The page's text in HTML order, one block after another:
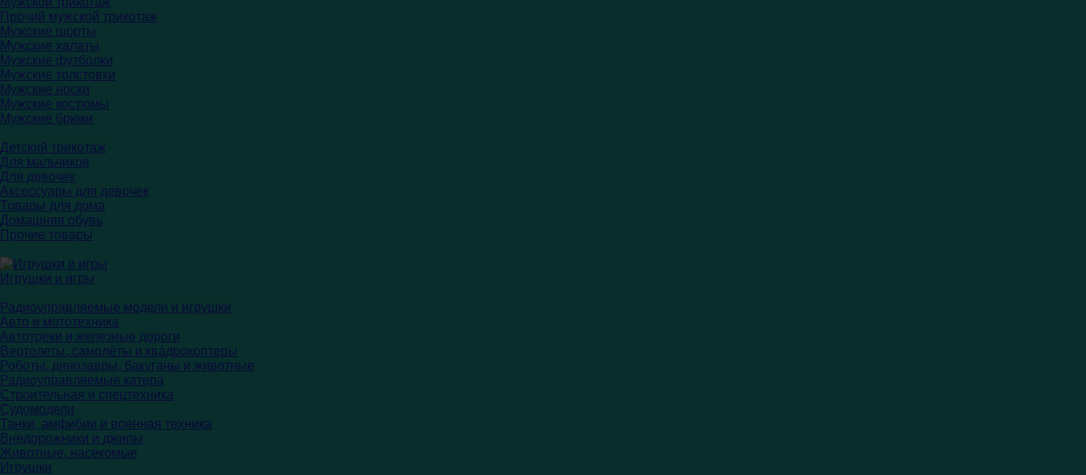
Прочий мужской трикотаж
Мужские шорты
Мужские халаты
Мужские футболки
Мужские толстовки
Мужские носки
Мужские костюмы
Мужские брюки
Детский трикотаж
Для мальчиков
Для девочек
Аксессуары для девочек
Товары для дома
Домашняя обувь
Прочие товары
Игрушки и игры
Радиоуправляемые модели и игрушки
Авто и мототехника
Автотреки и железные дороги
Вертолеты, самолёты и квадрокоптеры
Роботы, динозавры, бакуганы и животные
Радиоуправляемые катера
Строительная и спецтехника
Судомодели
Танки, амфибии и военная техника
Внедорожники и джипы
Животные, насекомые
Игрушки